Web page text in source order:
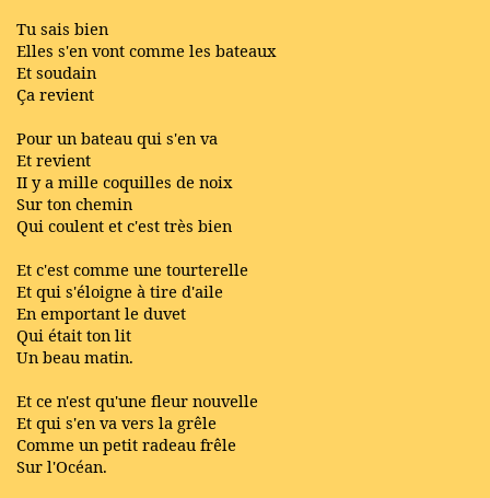
Tu sais bien
Elles s'en vont comme les bateaux
Et soudain
Ça revient
Pour un bateau qui s'en va
Et revient
II y a mille coquilles de noix
Sur ton chemin
Qui coulent et c'est très bien
Et c'est comme une tourterelle
Et qui s'éloigne à tire d'aile
En emportant le duvet
Qui était ton lit
Un beau matin.
Et ce n'est qu'une fleur nouvelle
Et qui s'en va vers la grêle
Comme un petit radeau frêle
Sur l'Océan.